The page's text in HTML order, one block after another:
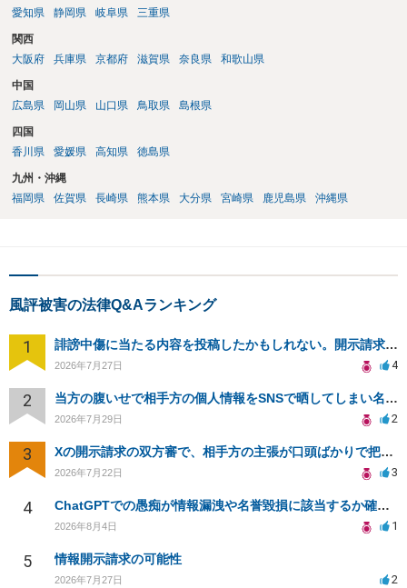
愛知県
静岡県 岐阜県 三重県
関西
大阪府
兵庫県 京都府 滋賀県 奈良県 和歌山県
中国
広島県
岡山県 山口県 鳥取県 島根県
四国
香川県
愛媛県 高知県 徳島県
九州・沖縄
福岡県
佐賀県 長崎県 熊本県 大分県 宮崎県 鹿児島県 沖縄県
風評被害の法律Q&Aランキング
1 誹謗中傷に当たる内容を投稿したかもしれない。開示請求や民事刑事裁判に発展しうるのか教えて欲しい。
2026年7月27日 4
2 当方の腹いせで相手方の個人情報をSNSで晒してしまい名誉毀損させてしまったかもしれない
2026年7月29日 2
3 Xの開示請求の双方審で、相手方の主張が口頭ばかりで把握しきれません
2026年7月22日 3
4 ChatGPTでの愚痴が情報漏洩や名誉毀損に該当するか確認したい
2026年8月4日 1
5 情報開示請求の可能性
2026年7月27日 2